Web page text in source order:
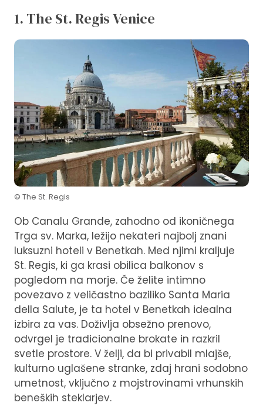
1. The St. Regis Venice
© The St. Regis
Ob Canalu Grande, zahodno od ikoničnega
Trga sv. Marka, ležijo nekateri najbolj znani
luksuzni hoteli v Benetkah. Med njimi kraljuje
St. Regis, ki ga krasi obilica balkonov s
pogledom na morje. Če želite intimno
povezavo z veličastno baziliko Santa Maria
della Salute, je ta hotel v Benetkah idealna
izbira za vas. Doživlja obsežno prenovo,
odvrgel je tradicionalne brokate in razkril
svetle prostore. V želji, da bi privabil mlajše,
kulturno uglašene stranke, zdaj hrani sodobno
umetnost, vključno z mojstrovinami vrhunskih
beneških steklarjev.